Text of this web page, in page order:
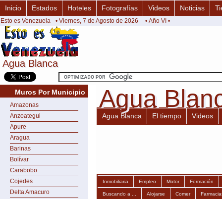
Agua Blanca
Agua Blanca
Inicio Estados Hoteles Fotografías Videos Noticias
Esto es Venezuela • Viernes, 7 de Agosto de 2026 • Año VI •
Muros Por Municipio
Amazonas
Anzoategui
Apure
Aragua
Barinas
Bolívar
Carabobo
Cojedes
Delta Amacuro
Agua
Agua
Agua Blanca El tiempo Videos
Inmobiliaria Empleo Motor Formación
Buscando a ... Alojarse Comer